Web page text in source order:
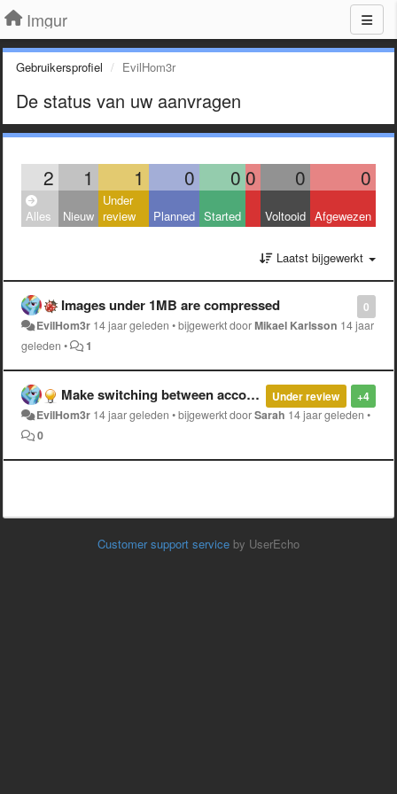
Imgur
Gebruikersprofiel EvilHom3r
De status van uw aanvragen
2 1 1 0 0 0 0 0
Alles Nieuw
Under
review
Planned Started Voltooid Afgewezen
Laatst bijgewerkt
0
Images under 1MB are compressed
EvilHom3r 14 jaar geleden •bijgewerkt doorMikael Karlsson 14 jaar
geleden • 1
+4
Under review
Make switching between accounts easier
EvilHom3r 14 jaar geleden •bijgewerkt doorSarah 14 jaar geleden •
0
Customer support service by UserEcho